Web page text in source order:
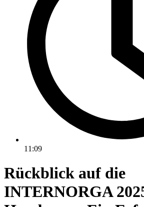
11:09
Rückblick auf die
INTERNORGA